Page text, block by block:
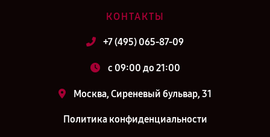
КОНТАКТЫ
+7 (495) 065-87-09
c 09:00 до 21:00
Москва, Сиреневый бульвар, 31
Политика конфиденциальности